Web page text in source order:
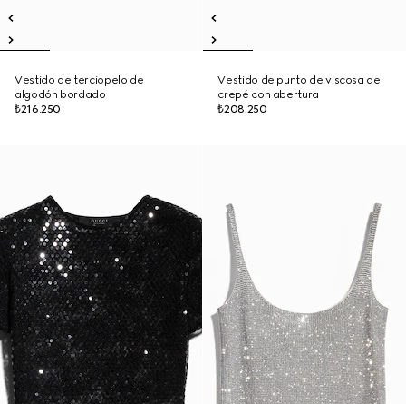
Vestido de terciopelo de
algodón bordado
₺216.250
Vestido de punto de viscosa de
crepé con abertura
₺208.250